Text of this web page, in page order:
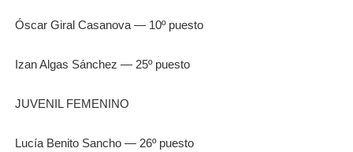
Óscar Giral Casanova — 10º puesto
Izan Algas Sánchez — 25º puesto
JUVENIL FEMENINO
Lucía Benito Sancho — 26º puesto